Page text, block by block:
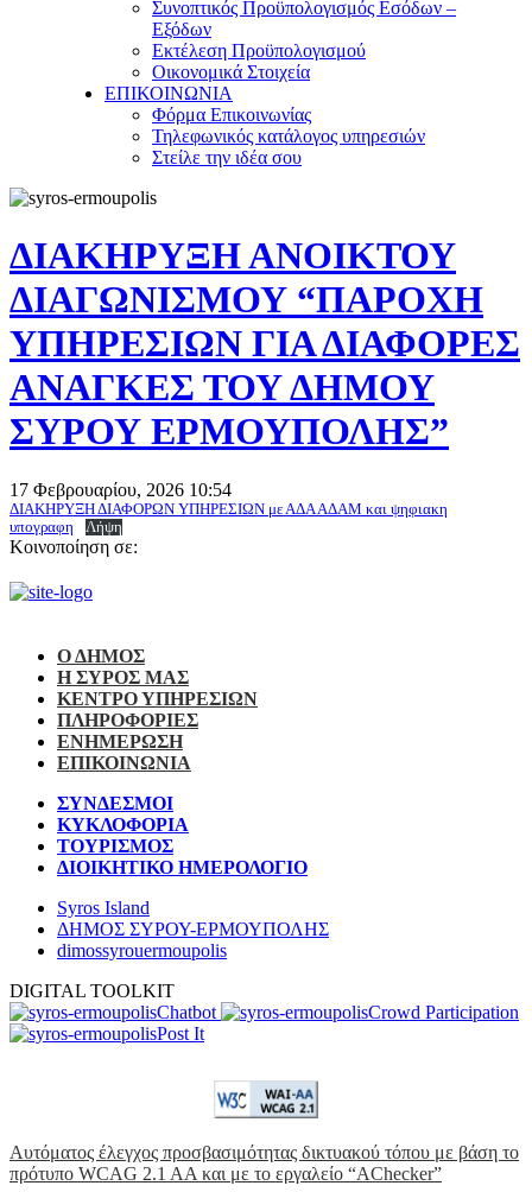
Συνοπτικός Προϋπολογισμός Εσόδων –
Εξόδων
Εκτέλεση Προϋπολογισμού
Οικονομικά Στοιχεία
ΕΠΙΚΟΙΝΩΝΙΑ
Φόρμα Επικοινωνίας
Τηλεφωνικός κατάλογος υπηρεσιών
Στείλε την ιδέα σου
ΔΙΑΚΗΡΥΞΗ ΑΝΟΙΚΤΟΥ
ΔΙΑΓΩΝΙΣΜΟΥ “ΠΑΡΟΧΗ
ΥΠΗΡΕΣΙΩΝ ΓΙΑ ΔΙΑΦΟΡΕΣ
ΑΝΑΓΚΕΣ ΤΟΥ ΔΗΜΟΥ
ΣΥΡΟΥ ΕΡΜΟΥΠΟΛΗΣ”
17 Φεβρουαρίου, 2026 10:54
ΔΙΑΚΗΡΥΞΗ ΔΙΑΦΟΡΩΝ ΥΠΗΡΕΣΙΩΝ με ΑΔΑ ΑΔΑΜ και ψηφιακη
υπογραφη
Λήψη
Κοινοποίηση σε:
Ο ΔΗΜΟΣ
Η ΣΥΡΟΣ ΜΑΣ
ΚΕΝΤΡΟ ΥΠΗΡΕΣΙΩΝ
ΠΛΗΡΟΦΟΡΙΕΣ
ΕΝΗΜΕΡΩΣΗ
ΕΠΙΚΟΙΝΩΝΙΑ
ΣΥΝΔΕΣΜΟΙ
ΚΥΚΛΟΦΟΡΙΑ
ΤΟΥΡΙΣΜΟΣ
ΔΙΟΙΚΗΤΙΚΟ ΗΜΕΡΟΛΟΓΙΟ
Syros Island
ΔΗΜΟΣ ΣΥΡΟΥ-ΕΡΜΟΥΠΟΛΗΣ
dimossyrouermoupolis
DIGITAL TOOLKIT
Chatbot
Crowd Participation
Post It
Αυτόματος έλεγχος προσβασιμότητας δικτυακού τόπου με βάση το
πρότυπο WCAG 2.1 AA και με το εργαλείο “AChecker”